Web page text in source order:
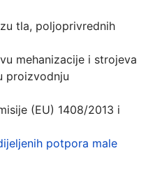
tla, poljoprivrednih
mehanizacije i strojeva
proizvodnju
(EU) 1408/2013 i
potpora male